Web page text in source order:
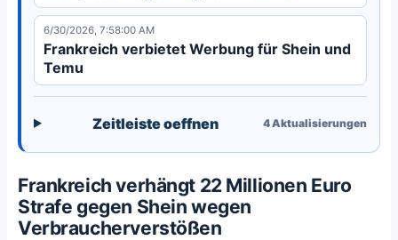
6/30/2026, 7:58:00 AM
Frankreich verbietet Werbung für Shein und
Temu
Zeitleiste oeffnen 4Aktualisierungen
Frankreich verhängt 22 Millionen Euro
Strafe gegen Shein wegen
Verbraucherverstößen